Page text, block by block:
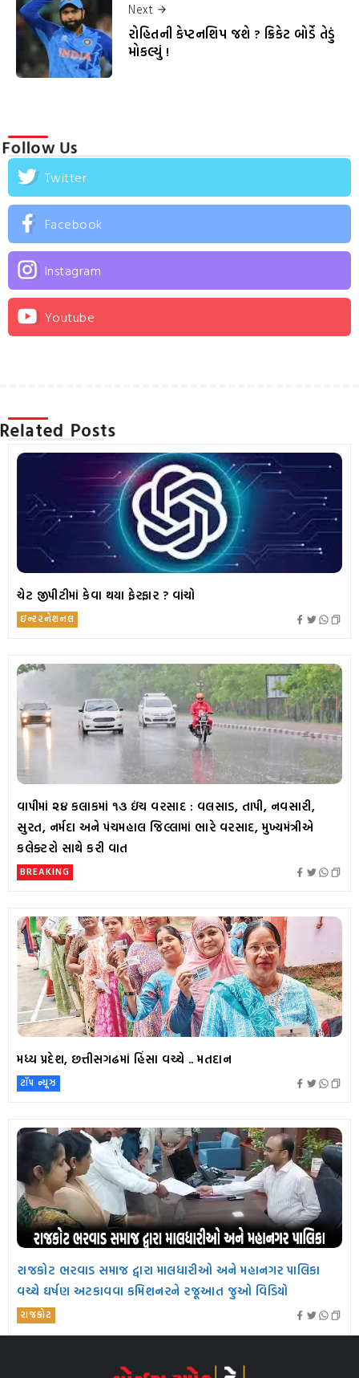
Next
રોહિતની કેપ્ટનશિપ જશે ? ક્રિકેટ બોર્ડે તેડું
મોકલ્યું !
Follow Us
Twitter
Facebook
Instagram
Youtube
Related Posts
ચેટ જીપીટીમાં કેવા થયા ફેરફાર ? વાંચો
ઇન્ટરનેશનલ
વાપીમાં ૨૪ કલાકમાં ૧૩ ઇંચ વરસાદ : વલસાડ, તાપી, નવસારી,
સુરત, નર્મદા અને પંચમહાલ જિલ્લામાં ભારે વરસાદ, મુખ્યમંત્રીએ
કલેક્ટરો સાથે કરી વાત
BREAKING
મધ્ય પ્રદેશ, છત્તીસગઢમાં હિંસા વચ્ચે .. મતદાન
ટૉપ ન્યૂઝ
રાજકોટ ભરવાડ સમાજ દ્વારા માલધારીઓ અને મહાનગર પાલિકા
વચ્ચે ઘર્ષણ અટકાવવા કમિશનરને રજૂઆત જુઓ વિડિયો
રાજકોટ